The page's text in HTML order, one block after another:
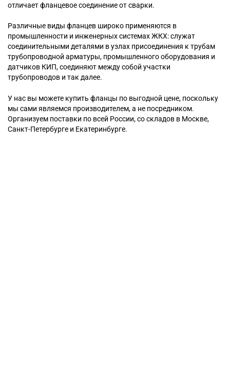
отличает фланцевое соединение от сварки.
Различные виды фланцев широко применяются в
промышленности и инженерных системах ЖКХ: служат
соединительными деталями в узлах присоединения к трубам
трубопроводной арматуры, промышленного оборудования и
датчиков КИП, соединяют между собой участки
трубопроводов и так далее.
У нас вы можете купить фланцы по выгодной цене, поскольку
мы сами являемся производителем, а не посредником.
Организуем поставки по всей России, со складов в Москве,
Санкт-Петербурге и Екатеринбурге.